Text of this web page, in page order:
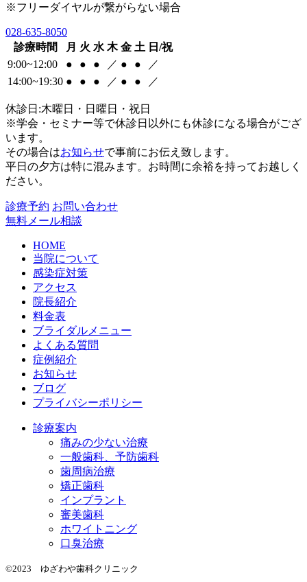
※フリーダイヤルが繋がらない場合
028-635-8050
診療時間
月 火 水 木 金 土 日/祝
9:00~12:00
● ● ● ／ ● ●
／
14:00~19:30 ● ● ● ／ ● ● ／
休診日:木曜日・日曜日・祝日
※学会・セミナー等で休診日以外にも休診になる場合がござ
います。
その場合はお知らせで事前にお伝え致します。
平日の夕方は特に混みます。お時間に余裕を持ってお越しく
ださい。
診療予約 お問い合わせ
無料メール相談
HOME
当院について
感染症対策
アクセス
院長紹介
料金表
ブライダルメニュー
よくある質問
症例紹介
お知らせ
ブログ
プライバシーポリシー
診療案内
痛みの少ない治療
一般歯科、予防歯科
歯周病治療
矯正歯科
インプラント
審美歯科
ホワイトニング
口臭治療
©2023 ゆざわや歯科クリニック